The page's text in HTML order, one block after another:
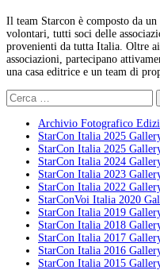
Il team Starcon è composto da
volontari, tutti soci delle
provenienti da tutta Italia. Oltre
associazioni, partecipano
una casa editrice e un team di
Ricerca
per:
Archivio Fotografico
StarCon Italia 2025
StarCon Italia 2025
StarCon Italia 2024
StarCon Italia 2023
StarCon Italia 2022
StarConVoi Italia 2020
StarCon Italia 2019
StarCon Italia 2018
StarCon Italia 2017
StarCon Italia 2016
StarCon Italia 2015